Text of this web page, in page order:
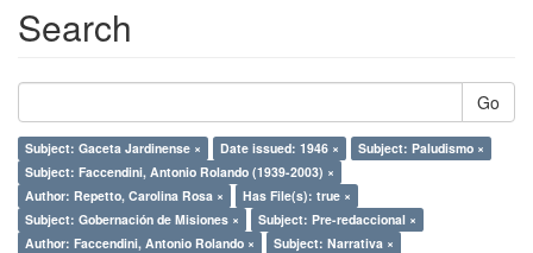
Search
Go
Subject: Gaceta Jardinense × Date issued: 1946 ×
Subject: Paludismo ×
Subject: Faccendini, Antonio Rolando (1939-2003) ×
Author: Repetto, Carolina Rosa ×
Has File(s): true ×
Subject: Gobernación de Misiones ×
Subject: Pre-redaccional ×
Author: Faccendini, Antonio Rolando ×
Subject: Narrativa ×